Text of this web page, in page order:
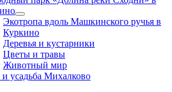
Экотропа вдоль Машкинского ручья в
Куркино
Деревья и кустарники
Цветы и травы
Животный мир
усадьба Михалково